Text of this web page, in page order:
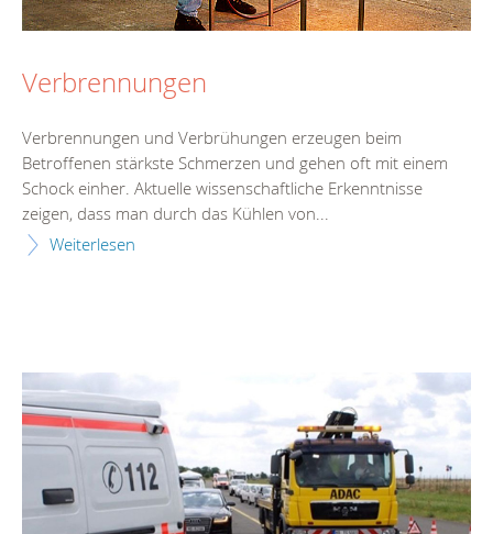
Verbrennungen
Verbrennungen und Verbrühungen erzeugen beim
Betroffenen stärkste Schmerzen und gehen oft mit einem
Schock einher. Aktuelle wissenschaftliche Erkenntnisse
zeigen, dass man durch das Kühlen von...
Weiterlesen